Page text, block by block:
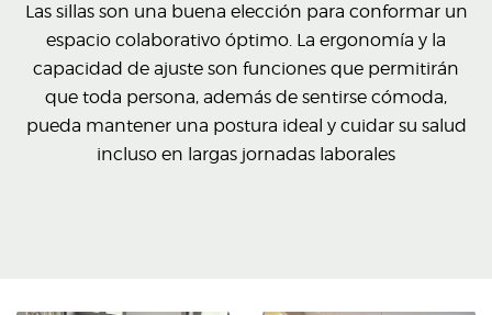
Las sillas son una buena elección para conformar un
espacio colaborativo óptimo. La ergonomía y la
capacidad de ajuste son funciones que permitirán
que toda persona, además de sentirse cómoda,
pueda mantener una postura ideal y cuidar su salud
incluso en largas jornadas laborales